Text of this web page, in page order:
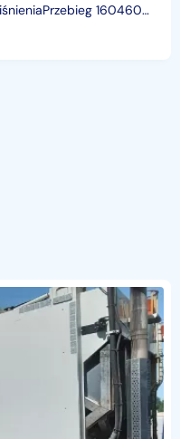
160460
watch?